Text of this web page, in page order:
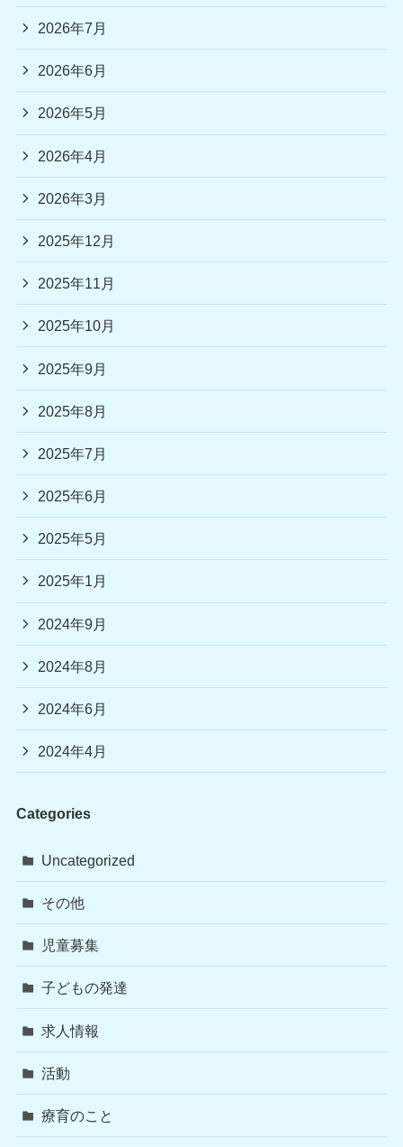
2026年7月
2026年6月
2026年5月
2026年4月
2026年3月
2025年12月
2025年11月
2025年10月
2025年9月
2025年8月
2025年7月
2025年6月
2025年5月
2025年1月
2024年9月
2024年8月
2024年6月
2024年4月
Categories
Uncategorized
その他
児童募集
子どもの発達
求人情報
活動
療育のこと